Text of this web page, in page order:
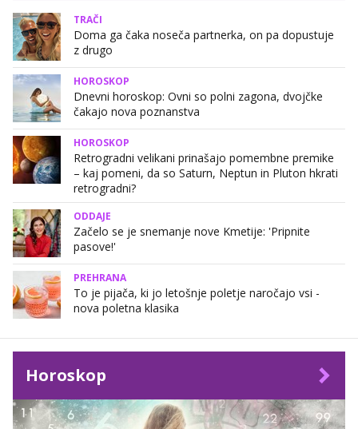
TRAČI
Doma ga čaka noseča partnerka, on pa dopustuje
z drugo
HOROSKOP
Dnevni horoskop: Ovni so polni zagona, dvojčke
čakajo nova poznanstva
HOROSKOP
Retrogradni velikani prinašajo pomembne premike
– kaj pomeni, da so Saturn, Neptun in Pluton hkrati
retrogradni?
ODDAJE
Začelo se je snemanje nove Kmetije: 'Pripnite
pasove!'
PREHRANA
To je pijača, ki jo letošnje poletje naročajo vsi -
nova poletna klasika
Horoskop